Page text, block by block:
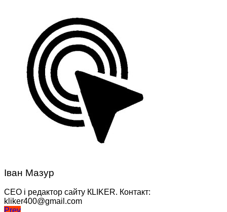
Іван Мазур
CEO і редактор сайту КLIKER. Контакт:
kliker400@gmail.com